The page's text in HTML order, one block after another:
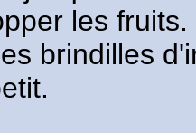
les fruits.
brindilles